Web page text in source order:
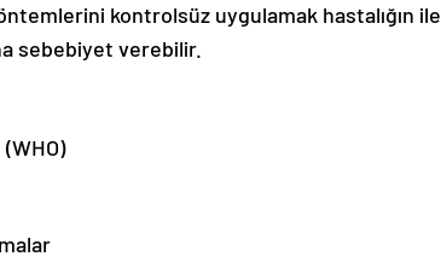
kontrolsüz uygulamak hastalığın
sebebiyet verebilir.